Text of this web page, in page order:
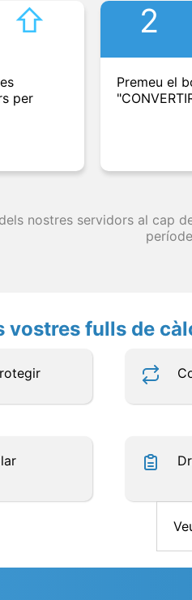
⇧︎
per
2
Premeu el
nostres servidors al cap
vostres fulls de